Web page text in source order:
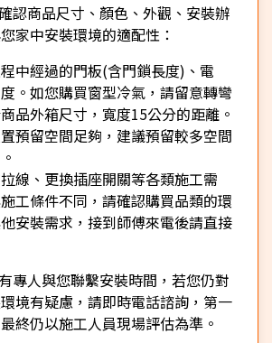
認商品尺寸、顏色、外觀、安裝辦
家中安裝環境的適配性：
中經過的門板(含門鎖長度)、電
。如您購買窗型冷氣，請留意轉彎
品外箱尺寸，寬度15公分的距離。
預留空間足夠，建議預留較多空間
線、更換插座開關等各類施工需
工條件不同，請確認購買品類的環
安裝需求，接到師傅來電後請直接
專人與您聯繫安裝時間，若您仍對
境有疑慮，請即時電話諮詢，第一
終仍以施工人員現場評估為準。